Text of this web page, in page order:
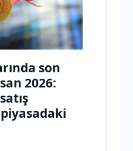
son
2026: